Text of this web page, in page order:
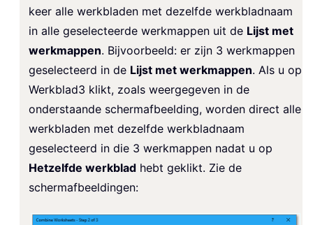
keer alle werkbladen met dezelfde werkbladnaam
in alle geselecteerde werkmappen uit de Lijst met
werkmappen. Bijvoorbeeld: er zijn 3 werkmappen
geselecteerd in de Lijst met werkmappen. Als u op
Werkblad3 klikt, zoals weergegeven in de
onderstaande schermafbeelding, worden direct alle
werkbladen met dezelfde werkbladnaam
geselecteerd in die 3 werkmappen nadat u op
Hetzelfde werkblad hebt geklikt. Zie de
schermafbeeldingen: